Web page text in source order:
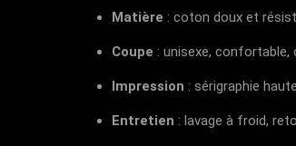
Matière : coton doux et
Coupe : unisexe, confortable,
Impression : sérigraphie
Entretien : lavage à froid,